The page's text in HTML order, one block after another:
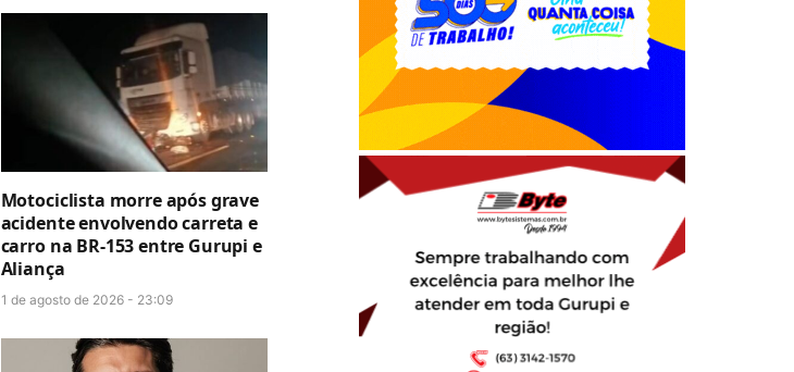
Motociclista morre após grave
acidente envolvendo carreta e
carro na BR-153 entre Gurupi e
Aliança
1 de agosto de 2026 - 23:09